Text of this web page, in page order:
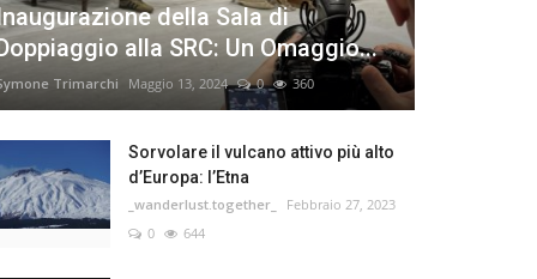
della Sala di
alla SRC: Un Omaggio...
Trimarchi Maggio 13, 2024 0 360
Sorvolare il vulcano attivo più alto
d’Europa: l’Etna
_wanderlust.together_
Febbraio 27, 2023
0
644